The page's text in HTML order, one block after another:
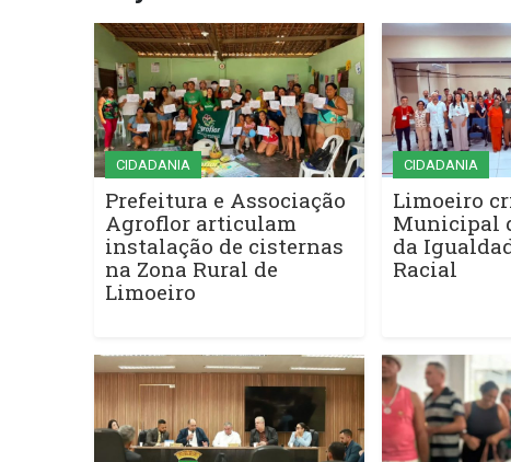
CIDADANIA
Prefeitura e Associação
Agroflor articulam
instalação de cisternas
na Zona Rural de
Limoeiro
CIDADANIA
Limoeiro
Municipal
da
Racial